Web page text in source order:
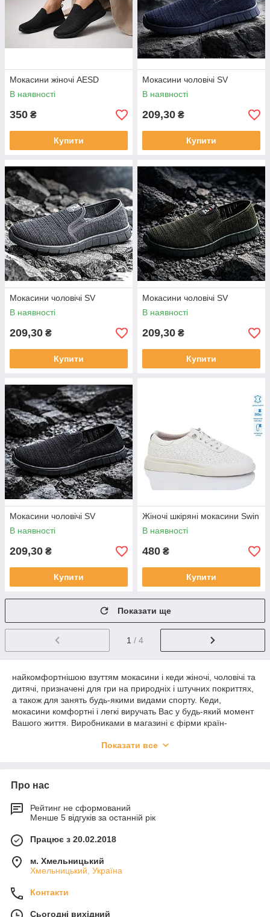
Мокасини жіночі AESD
В наявності
350 ₴
Купити
Мокасини чоловічі SV
В наявності
209,30 ₴
Купити
Мокасини чоловічі SV
В наявності
209,30 ₴
Купити
Мокасини чоловічі SV
В наявності
209,30 ₴
Купити
Мокасини чоловічі SV
В наявності
209,30 ₴
Купити
Жіночі шкіряні мокасини Swin
В наявності
480 ₴
Купити
Показати ще
1 / 4
найкомфортнішою взуттям мокасини і кеди жіночі, чоловічі та
дитячі, призначені для гри на природніх і штучних покриттях,
а також для занять будь-якими видами спорту. Кеди,
мокасини комфортні і легкі виручать Вас у будь-який момент
Вашого життя. Виробниками в магазині є фірми країн-
та польські виробники пропонують чоловічі, жіночі, дитячі
вартістю.
фабричну продукцію, створену з екологічно безпечної
сировини. В асортименті представлені найбільш ходові
споживачів. Кеди, мокасини доступні оптом за найнижчими
організації сформувати вигідну роздрібну вартість.
оптового продажу:
Мокасини
Показати все
Про нас
Рейтинг не сформований
Менше 5 відгуків за останній рік
Працює з 20.02.2018
м. Хмельницький
Хмельницький, Україна
Контакти
Сьогодні вихідний